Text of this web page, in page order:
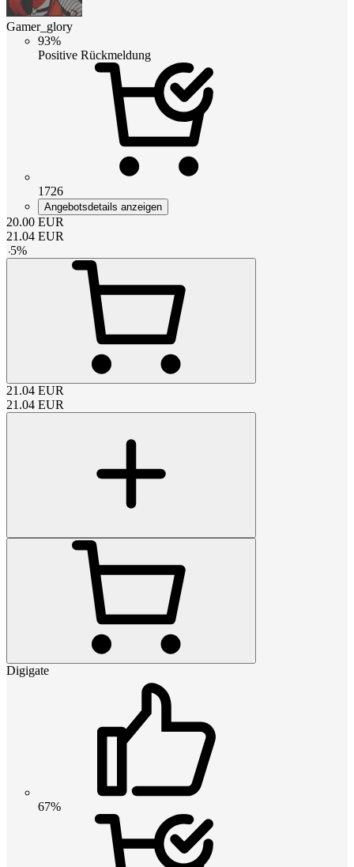
Gamer_glory
93%
Positive Rückmeldung
1726
Angebotsdetails anzeigen
20.00 EUR
21.04 EUR
-5%
21.04 EUR
21.04 EUR
Digigate
67%